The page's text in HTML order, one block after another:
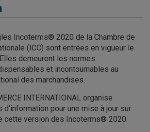
Incoterms® 2020 de la Chambre de
(ICC) sont entrées en vigueur le
demeurent les normes
et incontournables au
des marchandises.
INTERNATIONAL organise
pour une mise à jour sur
cette version des Incoterms® 2020.